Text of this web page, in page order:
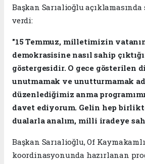
Başkan Sarıalioğlu
verdi:
"15 Temmuz, milletimizin
demokrasisine nasıl sahip
göstergesidir. O gece gösterilen
unutmamak ve unutturmamak
düzenlediğimiz anma
davet ediyorum. Gelin hep
dualarla analım, milli iradeye
Başkan Sarıalioğlu, Of
koordinasyonunda hazırlanan